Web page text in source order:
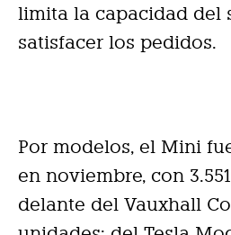
limita la capacidad del
satisfacer los pedidos.
Por modelos, el Mini
en noviembre, con
delante del Vauxhall